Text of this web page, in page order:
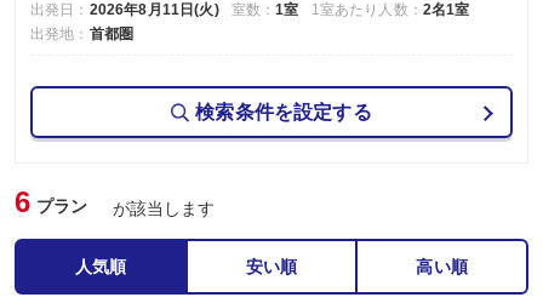
出発日： 2026年8月11日(火) 室数：1室 1室あたり人数： 2名1室
出発地： 首都圏
検索条件を設定する
6 プラン が該当します
人気順 安い順 高い順